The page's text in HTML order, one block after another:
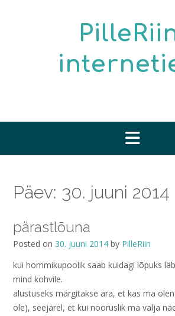
Päev: 30. juuni 2014
pärastlõuna
Posted on 30. juuni 2014 by PilleRiin
kui hommikupoolik saab kuidagi lõpuks
mind kohvile.
alustuseks märgitakse ära, et kas ma
ole), seejärel, et kui nooruslik ma välja